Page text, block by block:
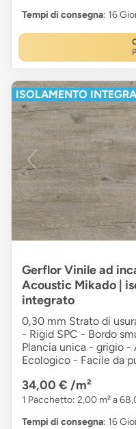
Tempi di consegna: 16
ISOLAMENTO
Gerflor Vinile ad
Acoustic Mikado |
integrato
0,30 mm Strato di
- Rigid SPC - Bordo
Plancia unica - grigio
Ecologico - Facile da
34,00 € /m²
1 Pacchetto: 2,00 m² a
Tempi di consegna: 16